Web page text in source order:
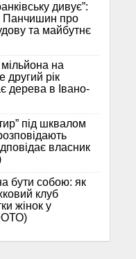
дивує”:
Панчишин про
та майбутнє
на
другий рік
дерева в Івано-
під шквалом
власник
бути собою: як
клуб
жінок у